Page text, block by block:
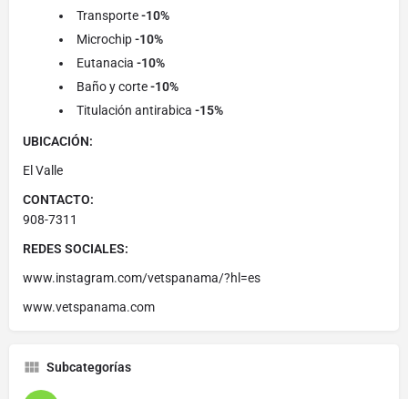
Transporte-10%
Microchip-10%
Eutanacia -10%
Baño y corte-10%
Titulación antirabica -15%
UBICACIÓN:
El Valle
CONTACTO:
908-7311
REDES SOCIALES:
www.instagram.com/vetspanama/?hl=es
www.vetspanama.com
Subcategorías